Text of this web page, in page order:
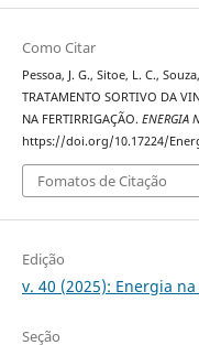
Como Citar
Pessoa, J. G., Sitoe, L. C.,
TRATAMENTO SORTIVO DA
NA FERTIRRIGAÇÃO. ENERGIA
https://doi.org/10.17224/
Fomatos de Citação
Edição
v. 40 (2025): Energia
Seção